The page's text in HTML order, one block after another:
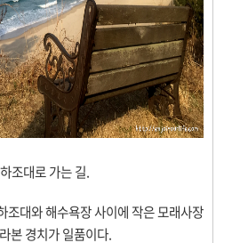
하조대로 가는 길.
조대와 해수욕장 사이에 작은 모래사장
본 경치가 일품이다.